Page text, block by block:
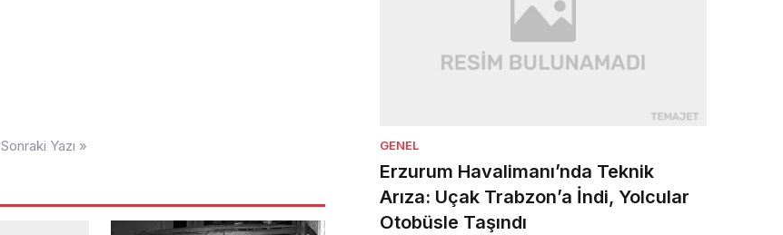
Sonraki Yazı » GENEL
Erzurum Havalimanı’nda Teknik
Arıza: Uçak Trabzon’a İndi, Yolcular
Otobüsle Taşındı